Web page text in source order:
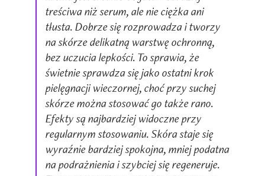
treściwa niż serum, ale nie ciężka ani
tłusta. Dobrze się rozprowadza i tworzy
na skórze delikatną warstwę ochronną,
bez uczucia lepkości. To sprawia, że
świetnie sprawdza się jako ostatni krok
pielęgnacji wieczornej, choć przy suchej
skórze można stosować go także rano.
Efekty są najbardziej widoczne przy
regularnym stosowaniu. Skóra staje się
wyraźnie bardziej spokojna, mniej podatna
na podrażnienia i szybciej się regeneruje.